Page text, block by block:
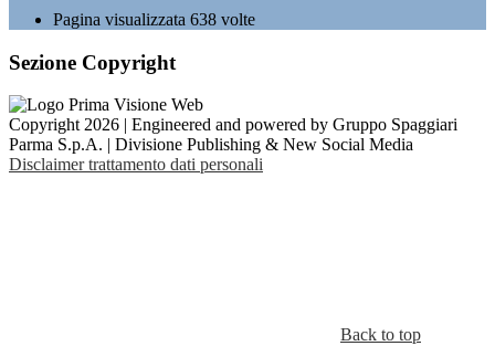
Pagina visualizzata 638 volte
Sezione Copyright
Copyright 2026 | Engineered and powered by Gruppo Spaggiari
Parma S.p.A. | Divisione Publishing & New Social Media
Disclaimer trattamento dati personali
Back to top